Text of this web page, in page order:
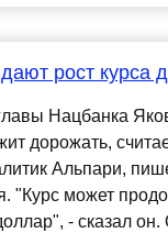
рост курса
Нацбанка
дорожать,
Альпари,
"Курс может
- сказал